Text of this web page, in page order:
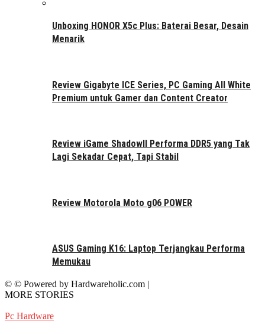
Unboxing HONOR X5c Plus: Baterai Besar, Desain
Menarik
Review Gigabyte ICE Series, PC Gaming All White
Premium untuk Gamer dan Content Creator
Review iGame ShadowII Performa DDR5 yang Tak
Lagi Sekadar Cepat, Tapi Stabil
Review Motorola Moto g06 POWER
ASUS Gaming K16: Laptop Terjangkau Performa
Memukau
© © Powered by Hardwareholic.com |
MORE STORIES
Pc Hardware